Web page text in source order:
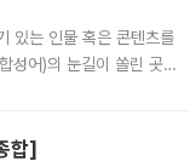
있는 인물 혹은 콘텐츠를
성어)의 눈길이 쏠린 곳은
합]